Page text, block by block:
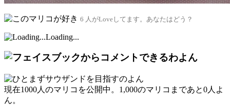
6 人がLoveしてます。あなたはどう？
Loading...
現在1000人 のマリコを公開中。1,000のマリコまであと0人 よ
ん。